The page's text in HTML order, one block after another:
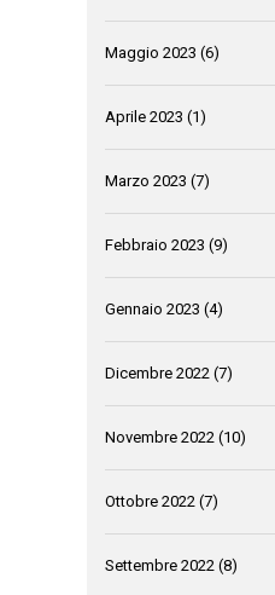
Maggio 2023 (6)
Aprile 2023 (1)
Marzo 2023 (7)
Febbraio 2023 (9)
Gennaio 2023 (4)
Dicembre 2022 (7)
Novembre 2022 (10)
Ottobre 2022 (7)
Settembre 2022 (8)